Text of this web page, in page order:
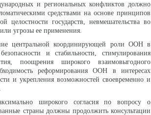
и региональных конфликтов должно
средствами на основе принципов
целостности государств, невмешательства во
угрозы ее применения.
центральной координирующей роли ООН в
и стабильности, стимулирования
поощрения широкого взаимовыгодного
реформирования ООН в интересах
и укрепления возможностей своевременно и
широкого согласия по вопросу о
страны должны продолжить консультации